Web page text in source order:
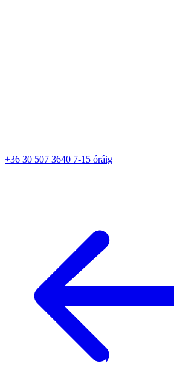
+36 30 507 3640 7-15 óráig